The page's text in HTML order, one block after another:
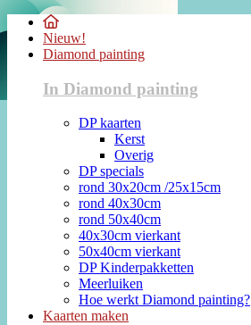
Nieuw!
Diamond painting
In Diamond painting
DP kaarten
Kerst
Overig
DP specials
rond 30x20cm /25x15cm
rond 40x30cm
rond 50x40cm
40x30cm vierkant
50x40cm vierkant
DP Kinderpakketten
Meerluiken
Hoe werkt Diamond painting?
Kaarten maken